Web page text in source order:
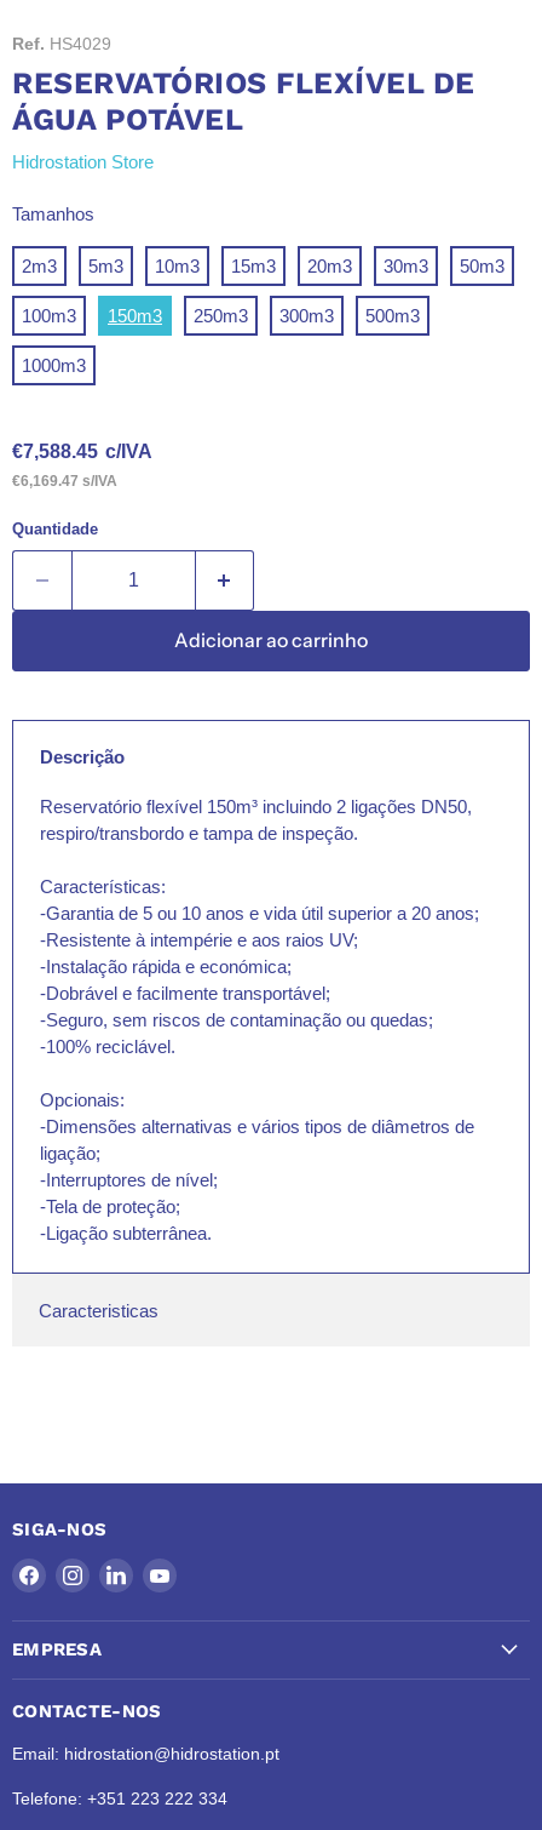
Ref. HS4029
RESERVATÓRIOS FLEXÍVEL DE
ÁGUA POTÁVEL
Hidrostation Store
Tamanhos
2m3 5m3 10m3 15m3 20m3 30m3 50m3
100m3 150m3 250m3 300m3 500m3
1000m3
€7,588.45 c/IVA
€6,169.47 s/IVA
Quantidade
Adicionar ao carrinho
Descrição
Reservatório flexível 150m³ incluindo 2 ligações DN50,
respiro/transbordo e tampa de inspeção.
Características:
-Garantia de 5 ou 10 anos e vida útil superior a 20 anos;
-Resistente à intempérie e aos raios UV;
-Instalação rápida e económica;
-Dobrável e facilmente transportável;
-Seguro, sem riscos de contaminação ou quedas;
-100% reciclável.
Opcionais:
-Dimensões alternativas e vários tipos de diâmetros de
ligação;
-Interruptores de nível;
-Tela de proteção;
-Ligação subterrânea.
Caracteristicas
SIGA-NOS
Encontre-
nos
no
Facebook
Encontre-
nos
no
Instagram
Encontre-
nos
no
Encontre-
no
EMPRESA
CONTACTE-NOS
Email: hidrostation@hidrostation.pt
Telefone: +351 223 222 334